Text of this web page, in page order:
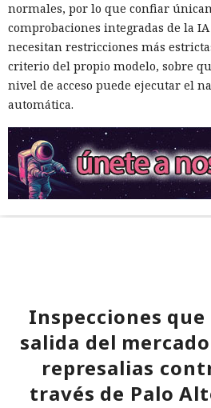
normales, por lo que confiar
comprobaciones integradas de la
necesitan restricciones más
criterio del propio modelo, sobre
nivel de acceso puede ejecutar el
automática.
Inspecciones
salida del
represalias
través de Palo